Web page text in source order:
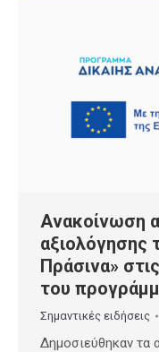
Ανακοίνωση
αξιολόγησης
Πράσινα»
του
Σημαντικές ειδήσεις
Δημοσιεύθηκαν τα